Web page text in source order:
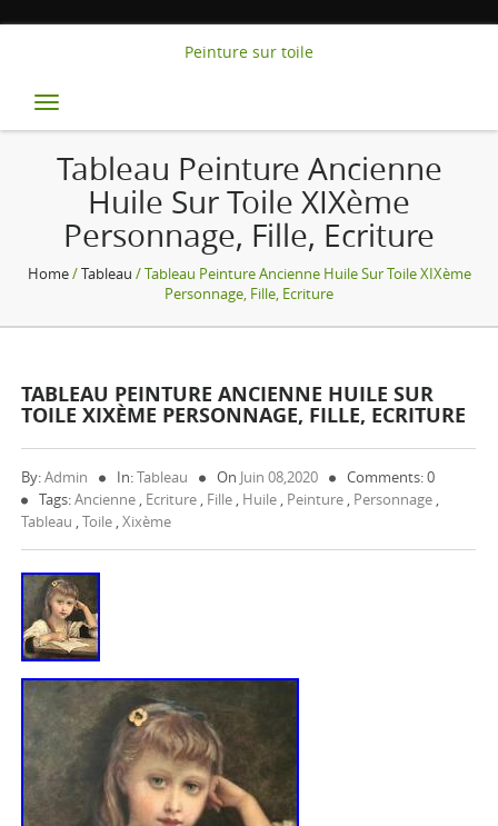
Peinture sur toile
Toggle
navigation
Tableau Peinture Ancienne
Huile Sur Toile XIXème
Personnage, Fille, Ecriture
Home/Tableau / Tableau Peinture Ancienne Huile Sur Toile XIXème
Personnage, Fille, Ecriture
TABLEAU PEINTURE ANCIENNE HUILE SUR
TOILE XIXÈME PERSONNAGE, FILLE, ECRITURE
By:Admin In:Tableau On Juin 08,2020
Comments: 0
Tags:Ancienne , Ecriture , Fille , Huile , Peinture , Personnage ,
Tableau ,Toile ,Xixème